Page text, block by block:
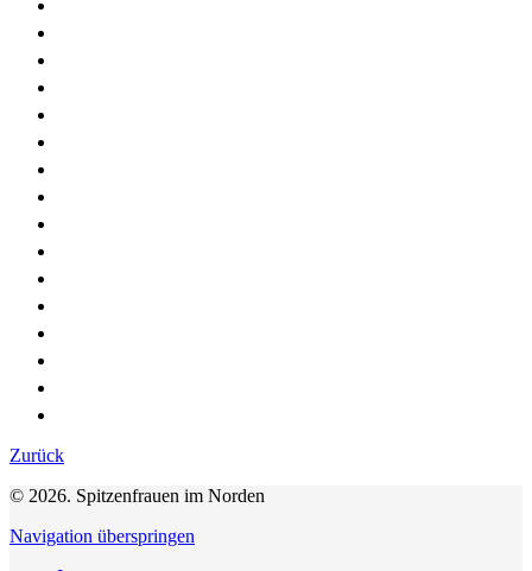
Zurück
© 2026. Spitzenfrauen im Norden
Navigation überspringen